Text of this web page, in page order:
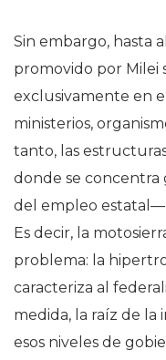
Sin embargo, hasta
promovido por Milei
exclusivamente en
ministerios,
tanto, las
donde se
del empleo estatal—
Es decir, la
problema: la
caracteriza al
medida, la raíz de la
esos niveles de